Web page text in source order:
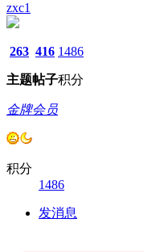
zxc1
263
主题
416
帖子
1486
积分
金牌会员
积分
1486
发消息